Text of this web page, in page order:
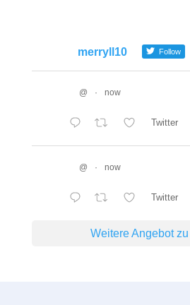
merryll10 Follow
@ · now
Twitter
@ · now
Twitter
Weitere Angebot zu